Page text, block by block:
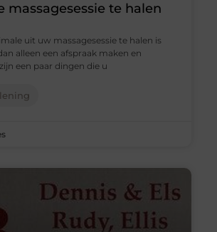
massagesessie te halen
uit uw massagesessie te halen is
alleen een afspraak maken en
een paar dingen die u